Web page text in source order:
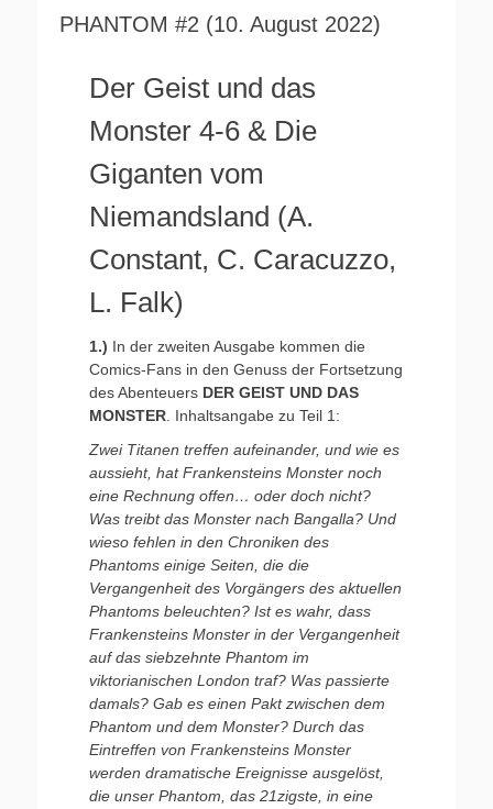
PHANTOM #2 (10. August 2022)
Der Geist und das
Monster 4-6 & Die
Giganten vom
Niemandsland (A.
Constant, C. Caracuzzo,
L. Falk)
1.) In der zweiten Ausgabe kommen die
Comics-Fans in den Genuss der Fortsetzung
des Abenteuers DER GEIST UND DAS
MONSTER . Inhaltsangabe zu Teil 1:
Zwei Titanen treffen aufeinander, und wie es
aussieht, hat Frankensteins Monster noch
eine Rechnung offen… oder doch nicht?
Was treibt das Monster nach Bangalla? Und
wieso fehlen in den Chroniken des
Phantoms einige Seiten, die die
Vergangenheit des Vorgängers des aktuellen
Phantoms beleuchten? Ist es wahr, dass
Frankensteins Monster in der Vergangenheit
auf das siebzehnte Phantom im
viktorianischen London traf? Was passierte
damals? Gab es einen Pakt zwischen dem
Phantom und dem Monster? Durch das
Eintreffen von Frankensteins Monster
werden dramatische Ereignisse ausgelöst,
die unser Phantom, das 21zigste, in eine